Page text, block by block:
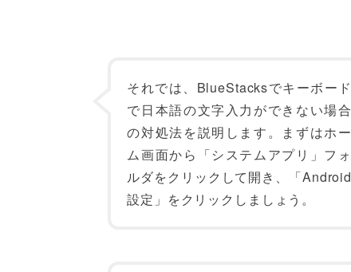
それでは、BlueStacksでキーボード
で日本語の文字入力ができない場合
の対処法を説明します。まずはホー
ム画面から「システムアプリ」フォ
ルダをクリックして開き、「Android
設定」をクリックしましょう。